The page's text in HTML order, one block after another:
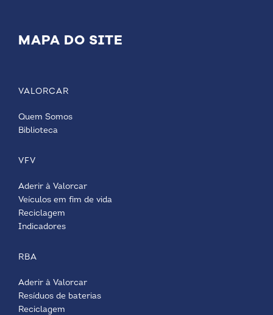
MAPA DO SITE
VALORCAR
Quem Somos
Biblioteca
VFV
Aderir à Valorcar
Veículos em fim de vida
Reciclagem
Indicadores
RBA
Aderir à Valorcar
Resíduos de baterias
Reciclagem